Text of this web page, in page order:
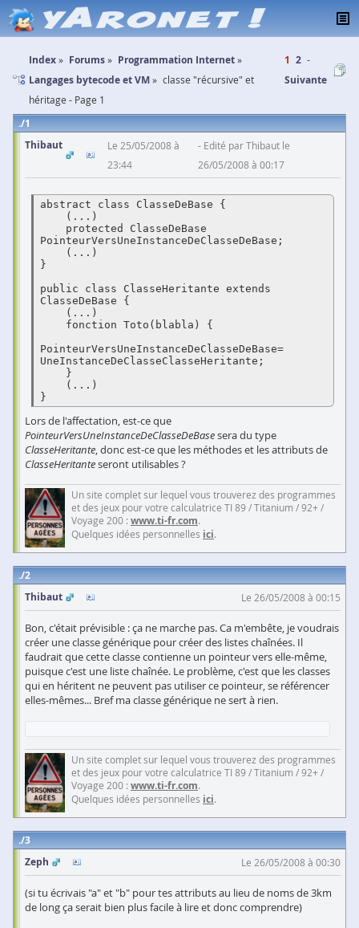
Index Forums
Programmation Internet
Langages bytecode et VM
classe "récursive" et
héritage - Page 1
1 2
Suivante
1
Thibaut
Le 25/05/2008 à
23:44
Edité par Thibaut le
26/05/2008 à 00:17
abstract class ClasseDeBase {
PointeurVersUneInstanceDeClasseDeBase;
}
public class ClasseHeritante extends
ClasseDeBase {
PointeurVersUneInstanceDeClasseDeBase=
UneInstanceDeClasseClasseHeritante;
}
Lors de l'affectation, est-ce que
PointeurVersUneInstanceDeClasseDeBasesera du type
ClasseHeritante, donc est-ce que les méthodes et les attributs de
ClasseHeritanteseront utilisables ?
Un site complet sur lequel vous trouverez des programmes
et des jeux pour votre calculatrice TI 89 / Titanium / 92+ /
Voyage 200 : www.ti-fr.com.
Quelques idées personnelles ici.
2
Thibaut
Le 26/05/2008 à 00:15
Bon, c'était prévisible : ça ne marche pas. Ca m'embête, je voudrais
créer une classe générique pour créer des listes chaînées. Il
faudrait que cette classe contienne un pointeur vers elle-même,
puisque c'est une liste chaînée. Le problème, c'est que les classes
qui en héritent ne peuvent pas utiliser ce pointeur, se référencer
elles-mêmes... Bref ma classe générique ne sert à rien.
Un site complet sur lequel vous trouverez des programmes
et des jeux pour votre calculatrice TI 89 / Titanium / 92+ /
Voyage 200 : www.ti-fr.com.
Quelques idées personnelles ici.
3
Zeph
Le 26/05/2008 à 00:30
(si tu écrivais "a" et "b" pour tes attributs au lieu de noms de 3km
de long ça serait bien plus facile à lire et donc comprendre)